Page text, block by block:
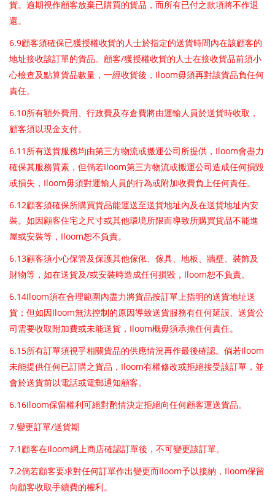
貨。逾期視作顧客放棄已購買的貨品，而所有已付之款項將不作退
還。
6.9顧客須確保已獲授權收貨的人士於指定的送貨時間內在該顧客的
地址接收該訂單的貨品。顧客/獲授權收貨的人士在接收貨品前須小
心檢查及點算貨品數量，一經收貨後， Iloom毋須再對該貨品負任何
責任。
6.10所有額外費用、行政費及存倉費將由運輸人員於送貨時收取，
顧客須以現金支付。
6.11 所有送貨服務均由第三方物流或搬運公司所提供， Iloom會盡力
確保其服務質素，但倘若Iloom第三方物流或搬運公司造成任何損毀
或損失， Iloom毋須對運輸人員的行為或附加收費負上任何責任。
6.12顧客須確保所購買貨品能運送至送貨地址內及在送貨地址內安
裝。如因顧客住宅之尺寸或其他環境所限而導致所購買貨品不能進
屋或安裝等， Iloom恕不負責。
6.13顧客須小心保管及保護其他傢俬、傢具、地板、牆壁、裝飾及
財物等，如在送貨及/或安裝時造成任何損毀， Iloom恕不負責。
6.14Iloom須在合理範圍內盡力將貨品按訂單上指明的送貨地址送
貨；但如因 Iloom無法控制的原因導致送貨服務有任何延誤、送貨公
司需要收取附加費或未能送貨， Iloom概毋須承擔任何責任。
6.15所有訂單須視乎相關貨品的供應情況再作最後確認。倘若Iloom
未能提供任何已訂購之貨品， Iloom有權修改或拒絕接受該訂單，並
會於送貨前以電話或電郵通知顧客。
6.16Iloom保留權利可絕對酌情決定拒絕向任何顧客運送貨品。
7.變更訂單/送貨期
7.1 顧客在Iloom網上商店確認訂單後，不可變更該訂單。
7.2倘若顧客要求對任何訂單作出變更而 Iloom予以接納， Iloom保留
向顧客收取手續費的權利。